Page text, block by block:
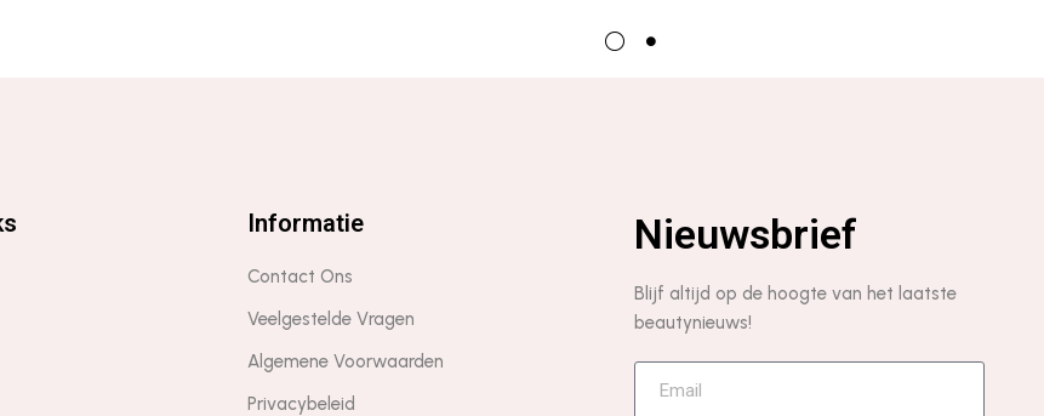
Informatie
Contact Ons
Veelgestelde Vragen
Algemene Voorwaarden
Privacybeleid
Nieuwsbrief
Blijf altijd op de hoogte van het laatste
beautynieuws!